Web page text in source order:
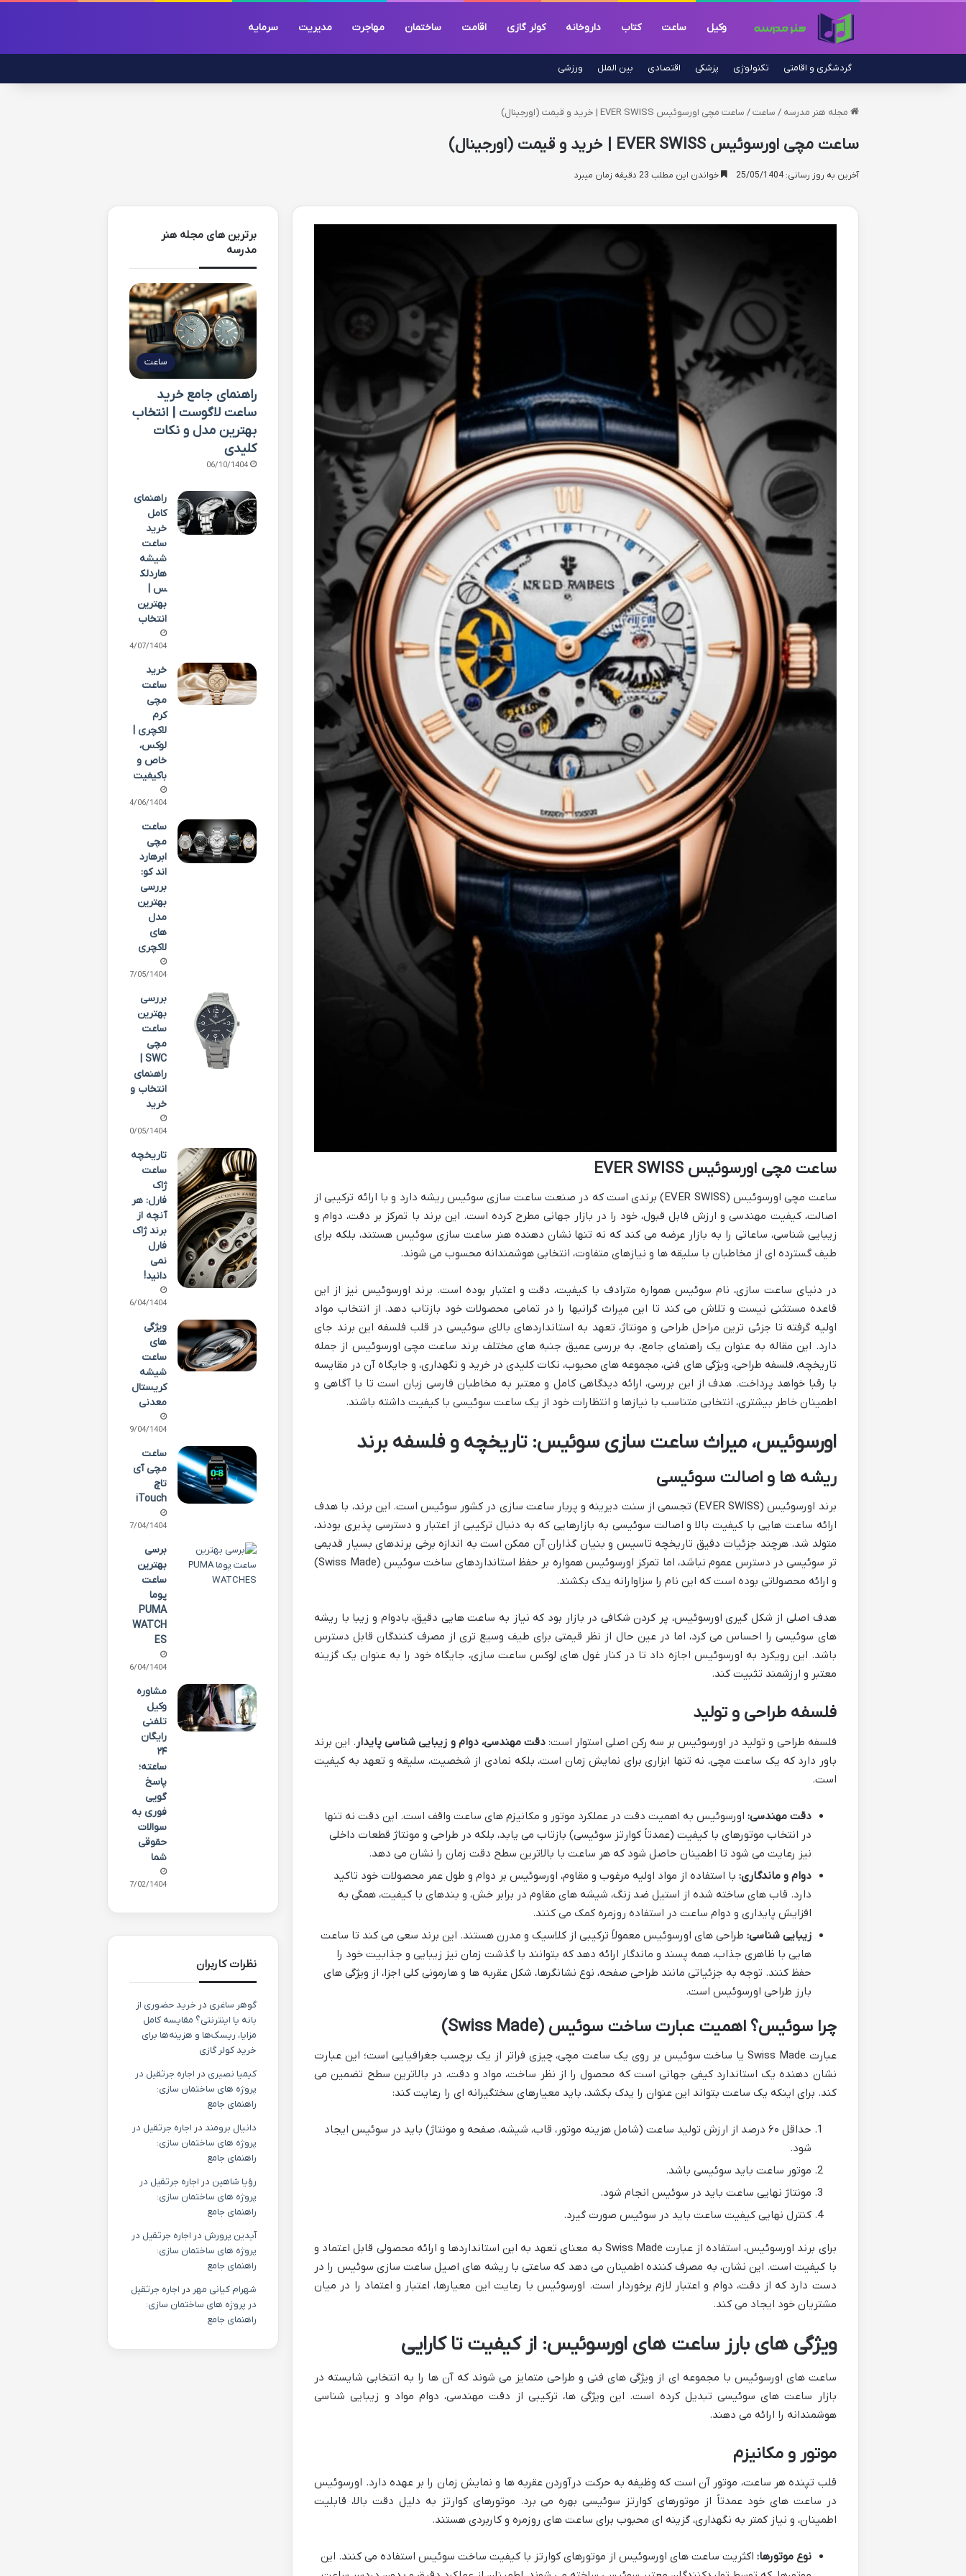
وکیل ساعت کتاب داروخانه کولر گازی اقامت ساختمان مهاجرت مدیریت سرمایه
گردشگری و اقامتی تکنولوژی پزشکی اقتصادی بین الملل ورزشی
مجله هنر مدرسه / ساعت / ساعت مچی اورسوئیس EVER SWISS | خرید و قیمت (اورجینال)
ساعت مچی اورسوئیس EVER SWISS | خرید و قیمت (اورجینال)
آخرین به روز رسانی: 25/05/1404 خواندن این مطلب 23 دقیقه زمان میبرد
ساعت مچی اورسوئیس EVER SWISS
ساعت مچی اورسوئیس (EVER SWISS) برندی است که در صنعت ساعت سازی سوئیس ریشه دارد و با ارائه ترکیبی از
اصالت، کیفیت مهندسی و ارزش قابل قبول، خود را در بازار جهانی مطرح کرده است. این برند با تمرکز بر دقت، دوام و
زیبایی شناسی، ساعاتی را به بازار عرضه می کند که نه تنها نشان دهنده هنر ساعت سازی سوئیس هستند، بلکه برای
طیف گسترده ای از مخاطبان با سلیقه ها و نیازهای متفاوت، انتخابی هوشمندانه محسوب می شوند.
در دنیای ساعت سازی، نام سوئیس همواره مترادف با کیفیت، دقت و اعتبار بوده است. برند اورسوئیس نیز از این
قاعده مستثنی نیست و تلاش می کند تا این میراث گرانبها را در تمامی محصولات خود بازتاب دهد. از انتخاب مواد
اولیه گرفته تا جزئی ترین مراحل طراحی و مونتاژ، تعهد به استانداردهای بالای سوئیسی در قلب فلسفه این برند جای
دارد. این مقاله به عنوان یک راهنمای جامع، به بررسی عمیق جنبه های مختلف برند ساعت مچی اورسوئیس از جمله
تاریخچه، فلسفه طراحی، ویژگی های فنی، مجموعه های محبوب، نکات کلیدی در خرید و نگهداری، و جایگاه آن در مقایسه
با رقبا خواهد پرداخت. هدف از این بررسی، ارائه دیدگاهی کامل و معتبر به مخاطبان فارسی زبان است تا با آگاهی و
اطمینان خاطر بیشتری، انتخابی متناسب با نیازها و انتظارات خود از یک ساعت سوئیسی با کیفیت داشته باشند.
اورسوئیس، میراث ساعت سازی سوئیس: تاریخچه و فلسفه برند
ریشه ها و اصالت سوئیسی
برند اورسوئیس (EVER SWISS) تجسمی از سنت دیرینه و پربار ساعت سازی در کشور سوئیس است. این برند، با هدف
ارائه ساعت هایی با کیفیت بالا و اصالت سوئیسی به بازارهایی که به دنبال ترکیبی از اعتبار و دسترسی پذیری بودند،
متولد شد. هرچند جزئیات دقیق تاریخچه تاسیس و بنیان گذاران آن ممکن است به اندازه برخی برندهای بسیار قدیمی
تر سوئیسی در دسترس عموم نباشد، اما تمرکز اورسوئیس همواره بر حفظ استانداردهای ساخت سوئیس (Swiss Made)
و ارائه محصولاتی بوده است که این نام را سزاوارانه یدک بکشند.
هدف اصلی از شکل گیری اورسوئیس، پر کردن شکافی در بازار بود که نیاز به ساعت هایی دقیق، بادوام و زیبا با ریشه
های سوئیسی را احساس می کرد، اما در عین حال از نظر قیمتی برای طیف وسیع تری از مصرف کنندگان قابل دسترس
باشد. این رویکرد به اورسوئیس اجازه داد تا در کنار غول های لوکس ساعت سازی، جایگاه خود را به عنوان یک گزینه
معتبر و ارزشمند تثبیت کند.
فلسفه طراحی و تولید
فلسفه طراحی و تولید در اورسوئیس بر سه رکن اصلی استوار است:دقت مهندسی، دوام و زیبایی شناسی پایدار . این برند
باور دارد که یک ساعت مچی، نه تنها ابزاری برای نمایش زمان است، بلکه نمادی از شخصیت، سلیقه و تعهد به کیفیت
است.
دقت مهندسی: اورسوئیس به اهمیت دقت در عملکرد موتور و مکانیزم های ساعت واقف است. این دقت نه تنها
در انتخاب موتورهای با کیفیت (عمدتاً کوارتز سوئیسی) بازتاب می یابد، بلکه در طراحی و مونتاژ قطعات داخلی
نیز رعایت می شود تا اطمینان حاصل شود که هر ساعت با بالاترین سطح دقت زمان را نشان می دهد.
دوام و ماندگاری: با استفاده از مواد اولیه مرغوب و مقاوم، اورسوئیس بر دوام و طول عمر محصولات خود تاکید
دارد. قاب های ساخته شده از استیل ضد زنگ، شیشه های مقاوم در برابر خش، و بندهای با کیفیت، همگی به
افزایش پایداری و دوام ساعت در استفاده روزمره کمک می کنند.
زیبایی شناسی: طراحی های اورسوئیس معمولاً ترکیبی از کلاسیک و مدرن هستند. این برند سعی می کند تا ساعت
هایی با ظاهری جذاب، همه پسند و ماندگار ارائه دهد که بتوانند با گذشت زمان نیز زیبایی و جذابیت خود را
حفظ کنند. توجه به جزئیاتی مانند طراحی صفحه، نوع نشانگرها، شکل عقربه ها و هارمونی کلی اجزا، از ویژگی های
بارز طراحی اورسوئیس است.
چرا سوئیس؟ اهمیت عبارت ساخت سوئیس (Swiss Made)
عبارت Swiss Made یا ساخت سوئیس بر روی یک ساعت مچی، چیزی فراتر از یک برچسب جغرافیایی است؛ این عبارت
نشان دهنده یک استاندارد کیفی جهانی است که محصول را از نظر ساخت، مواد و دقت، در بالاترین سطح تضمین می
کند. برای اینکه یک ساعت بتواند این عنوان را یدک بکشد، باید معیارهای سختگیرانه ای را رعایت کند:
حداقل ۶۰ درصد از ارزش تولید ساعت (شامل هزینه موتور، قاب، شیشه، صفحه و مونتاژ) باید در سوئیس ایجاد
شود.
موتور ساعت باید سوئیسی باشد.
مونتاژ نهایی ساعت باید در سوئیس انجام شود.
کنترل نهایی کیفیت ساعت باید در سوئیس صورت گیرد.
برای برند اورسوئیس، استفاده از عبارت Swiss Made به معنای تعهد به این استانداردها و ارائه محصولی قابل اعتماد و
با کیفیت است. این نشان، به مصرف کننده اطمینان می دهد که ساعتی با ریشه های اصیل ساعت سازی سوئیس را در
دست دارد که از دقت، دوام و اعتبار لازم برخوردار است. اورسوئیس با رعایت این معیارها، اعتبار و اعتماد را در میان
مشتریان خود ایجاد می کند.
ویژگی های بارز ساعت های اورسوئیس: از کیفیت تا کارایی
ساعت های اورسوئیس با مجموعه ای از ویژگی های فنی و طراحی متمایز می شوند که آن ها را به انتخابی شایسته در
بازار ساعت های سوئیسی تبدیل کرده است. این ویژگی ها، ترکیبی از دقت مهندسی، دوام مواد و زیبایی شناسی
هوشمندانه را ارائه می دهند.
موتور و مکانیزم
قلب تپنده هر ساعت، موتور آن است که وظیفه به حرکت درآوردن عقربه ها و نمایش زمان را بر عهده دارد. اورسوئیس
در ساعت های خود عمدتاً از موتورهای کوارتز سوئیسی بهره می برد. موتورهای کوارتز به دلیل دقت بالا، قابلیت
اطمینان، و نیاز کمتر به نگهداری، گزینه ای محبوب برای ساعت های روزمره و کاربردی هستند.
نوع موتورها: اکثریت ساعت های اورسوئیس از موتورهای کوارتز با کیفیت ساخت سوئیس استفاده می کنند. این
برترین های مجله هنر
مدرسه
ساعت
راهنمای جامع خرید
ساعت لاگوست | انتخاب
بهترین مدل و نکات
کلیدی
06/10/1404
راهنمای
کامل
خرید
ساعت
شیشه
هاردلک
س |
بهترین
انتخاب
14/07/1404
خرید
ساعت
مچی
کرم
لاکچری |
لوکس،
خاص و
باکیفیت
04/06/1404
ساعت
مچی
ابرهارد
اند کو:
بررسی
بهترین
مدل
های
لاکچری
27/05/1404
بررسی
بهترین
ساعت
مچی
SWC |
راهنمای
انتخاب و
خرید
10/05/1404
تاریخچه
ساعت
ژاک
فارل: هر
آنچه از
برند ژاک
فارل
نمی
دانید!
26/04/1404
ویژگی
های
ساعت
شیشه
کریستال
معدنی
19/04/1404
ساعت
مچی آی
تاچ
iTouch
17/04/1404
برسی
بهترین
ساعت
پوما
PUMA
WATCH
ES
16/04/1404
مشاوره
وکیل
تلفنی
رایگان
۲۴
ساعته؛
پاسخ
گویی
فوری به
سوالات
حقوقی
شما
07/02/1404
نظرات کاربران
گوهر ساغری در خرید حضوری از
بانه یا اینترنتی؟ مقایسه کامل
مزایا، ریسک‌ها و هزینه‌ها برای
خرید کولر گازی
کیمیا نصیری در اجاره جرثقیل در
پروژه های ساختمان سازی:
راهنمای جامع
دانیال برومند در اجاره جرثقیل در
پروژه های ساختمان سازی:
راهنمای جامع
رؤیا شاهین در اجاره جرثقیل در
پروژه های ساختمان سازی:
راهنمای جامع
آیدین پرورش در اجاره جرثقیل در
پروژه های ساختمان سازی:
راهنمای جامع
شهرام کیانی مهر در اجاره جرثقیل
در پروژه های ساختمان سازی:
راهنمای جامع